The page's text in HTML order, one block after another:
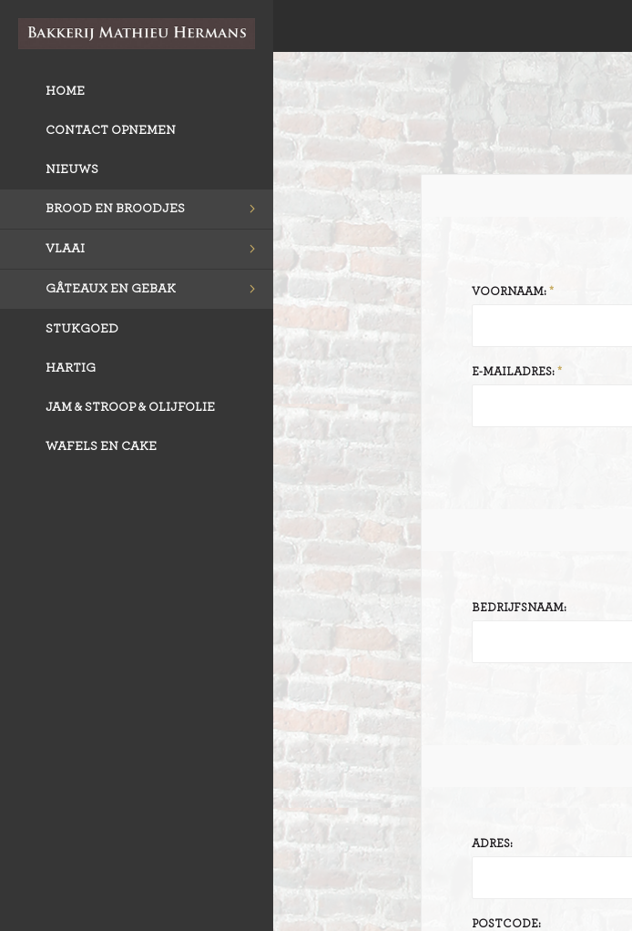
HOME
CONTACT OPNEMEN
NIEUWS
BROOD EN BROODJES
VLAAI
RIJSTEVLAAI
GÂTEAUX EN GEBAK
STUKGOED
HARTIG
JAM & STROOP & OLIJFOLIE
WAFELS EN CAKE
VOORNAAM:
E-MAILADRES:
BEDRIJFSNAAM:
ADRES:
POSTCODE: